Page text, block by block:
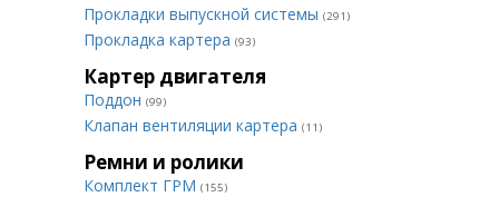
Прокладки выпускной системы (291)
Прокладка картера (93)
Картер двигателя
Поддон (99)
Клапан вентиляции картера (11)
Ремни и ролики
Комплект ГРМ (155)